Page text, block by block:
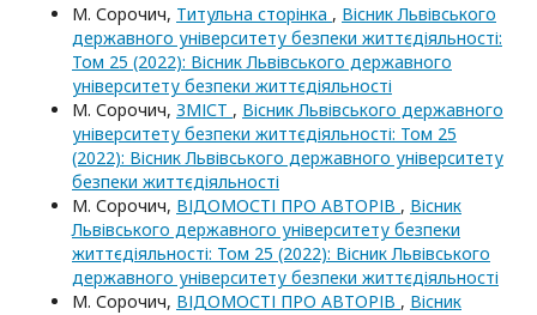
М. Сорочич, Титульна сторінка , Вісник Львівського
державного університету безпеки життєдіяльності:
Том 25 (2022): Вісник Львівського державного
університету безпеки життєдіяльності
М. Сорочич, ЗМІСТ , Вісник Львівського державного
університету безпеки життєдіяльності: Том 25
(2022): Вісник Львівського державного університету
безпеки життєдіяльності
М. Сорочич, ВІДОМОСТІ ПРО АВТОРІВ , Вісник
Львівського державного університету безпеки
життєдіяльності: Том 25 (2022): Вісник Львівського
державного університету безпеки життєдіяльності
М. Сорочич, ВІДОМОСТІ ПРО АВТОРІВ , Вісник